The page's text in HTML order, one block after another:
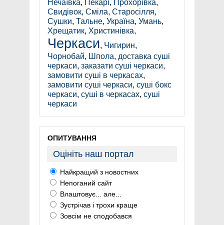
Нечаївка, Пекарі, Прохорівка,
Свидівок, Сміла, Старосілля,
Сушки, Тальне, Україна, Умань,
Хрещатик, Христинівка,
Черкаси, Чигирин,
Чорнобай, Шпола, доставка суші
черкаси, заказати суші черкаси,
замовити суші в черкасах,
замовити суші черкаси, суші бокс
черкаси, суші в черкасах, суші
черкаси
ОПИТУВАННЯ
Оцініть наш портал
Найкращий з новостних
Непоганий сайт
Влаштовує... але...
Зустрічав і трохи краще
Зовсім не сподобався